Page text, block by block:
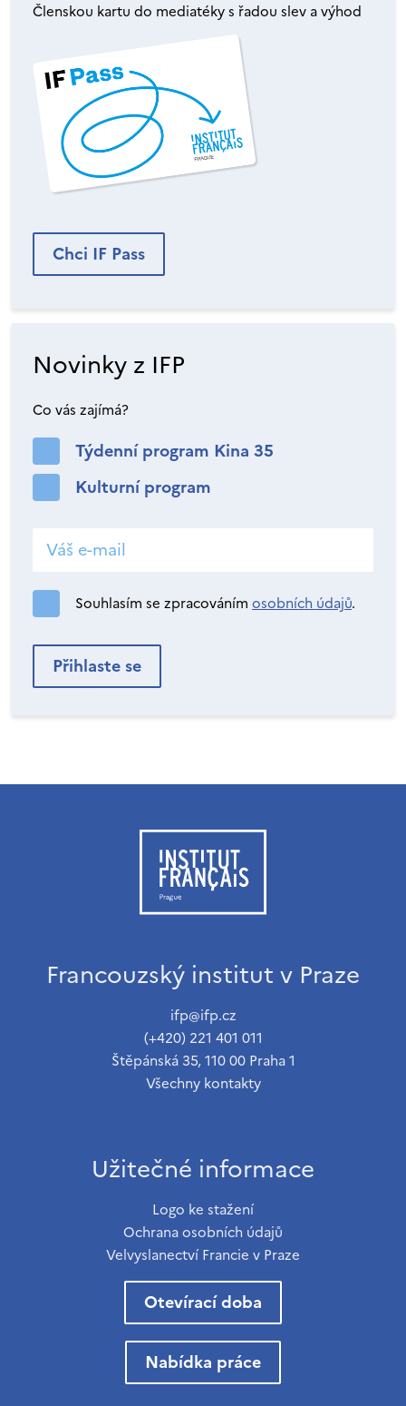
Členskou kartu do mediatéky s řadou slev a výhod
Chci IF Pass
Novinky z IFP
Co vás zajímá?
Týdenní program Kina 35
Kulturní program
Souhlasím se zpracováním osobních údajů.
Francouzský institut v Praze
ifp@ifp.cz
(+420) 221 401 011
Štěpánská 35, 110 00 Praha 1
Všechny kontakty
Užitečné informace
Logo ke stažení
Ochrana osobních údajů
Velvyslanectví Francie v Praze
Otevírací doba
Nabídka práce